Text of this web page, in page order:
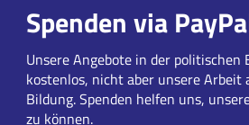
Spenden via
Unsere Angebote in der
kostenlos, nicht aber unsere
Bildung. Spenden helfen uns,
zu können.